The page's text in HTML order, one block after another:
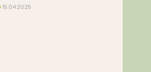
15.04.2025